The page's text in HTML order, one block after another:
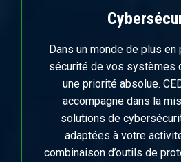
Dans un monde de plus en
sécurité de vos systèmes
une priorité absolue.
accompagne dans la
solutions de
adaptées à votre
combinaison d’outils de